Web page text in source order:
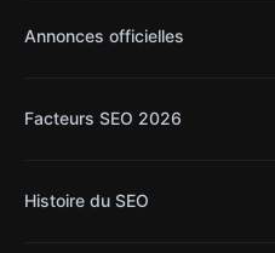
Annonces officielles
Facteurs SEO 2026
Histoire du SEO